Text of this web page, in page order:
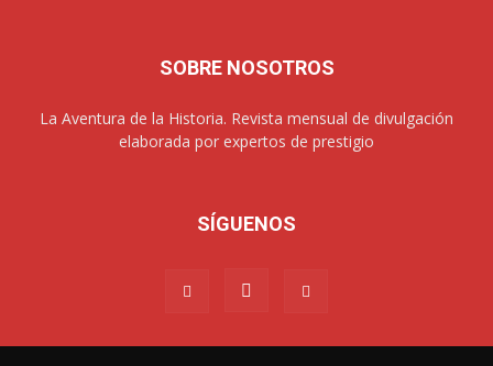
SOBRE NOSOTROS
La Aventura de la Historia. Revista mensual de divulgación
elaborada por expertos de prestigio
SÍGUENOS